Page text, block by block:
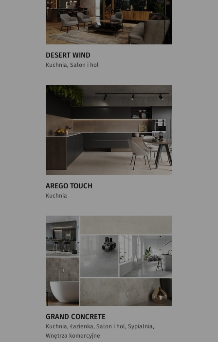
DESERT WIND
Kuchnia, Salon i hol
AREGO TOUCH
Kuchnia
GRAND CONCRETE
Kuchnia, Łazienka, Salon i hol, Sypialnia,
Wnętrza komercyjne